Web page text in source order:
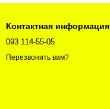
Контактная информация
093 114-55-05
Перезвонить вам?